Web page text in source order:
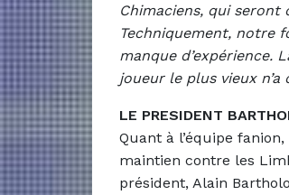
Chimaciens, qui seront
Techniquement, notre
manque d’expérience.
joueur le plus vieux
LE PRESIDENT
Quant à l’équipe
maintien contre les
président, Alain